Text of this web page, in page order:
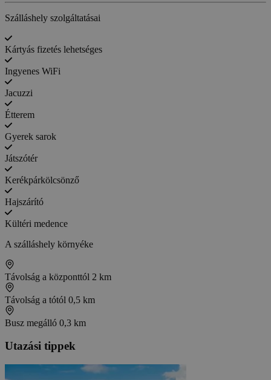
Szálláshely szolgáltatásai
Kártyás fizetés lehetséges
Ingyenes WiFi
Jacuzzi
Étterem
Gyerek sarok
Játszótér
Kerékpárkölcsönző
Hajszárító
Kültéri medence
A szálláshely környéke
Távolság a központtól 2 km
Távolság a tótól 0,5 km
Busz megálló 0,3 km
Utazási tippek